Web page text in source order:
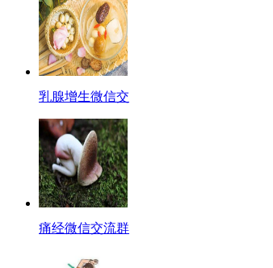
乳腺增生微信交
痛经微信交流群